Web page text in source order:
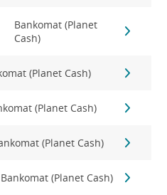
Bankomat (Planet
Cash)
(Planet Cash)
(Planet Cash)
(Planet Cash)
Bankomat (Planet Cash)